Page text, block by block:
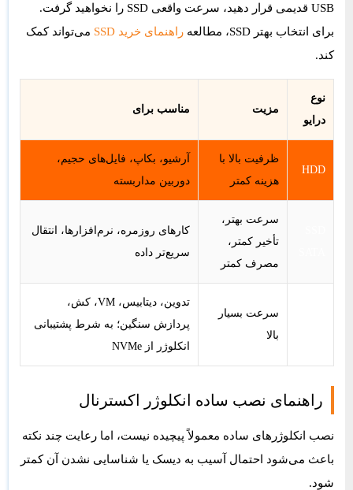
USB قدیمی قرار دهید، سرعت واقعی SSD را نخواهید گرفت.
برای انتخاب بهتر SSD، مطالعه
راهنمای خرید SSD
می‌تواند کمک
کند.
نوع
درایو
مزیت مناسب برای
HDD
ظرفیت بالا با
هزینه کمتر
آرشیو، بکاپ، فایل‌های حجیم،
دوربین مداربسته
سرعت بهتر،
تأخیر کمتر،
مصرف کمتر
کارهای روزمره، نرم‌افزارها، انتقال
سریع‌تر داده
سرعت بسیار
بالا
تدوین، دیتابیس، VM، کش،
پردازش سنگین؛ به شرط پشتیبانی
انکلوژر از NVMe
راهنمای نصب ساده انکلوژر اکسترنال
نصب انکلوژرهای ساده معمولاً پیچیده نیست، اما رعایت چند نکته
باعث می‌شود احتمال آسیب به دیسک یا شناسایی نشدن آن کمتر
شود.